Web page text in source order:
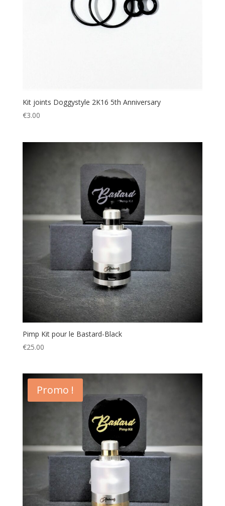
Kit joints Doggystyle 2K16 5th Anniversary
€3.00
Pimp Kit pour le Bastard-Black
€25.00
Promo !